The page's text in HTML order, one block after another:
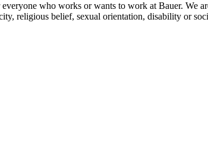
who works or wants to work at Bauer.
religious belief, sexual orientation, disability or